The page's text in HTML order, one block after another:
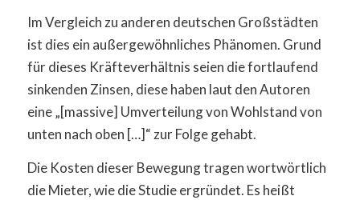
Im Vergleich zu anderen deutschen Großstädten
ist dies ein außergewöhnliches Phänomen. Grund
für dieses Kräfteverhältnis seien die fortlaufend
sinkenden Zinsen, diese haben laut den Autoren
eine „[massive] Umverteilung von Wohlstand von
unten nach oben […]“ zur Folge gehabt.
Die Kosten dieser Bewegung tragen wortwörtlich
die Mieter, wie die Studie ergründet. Es heißt